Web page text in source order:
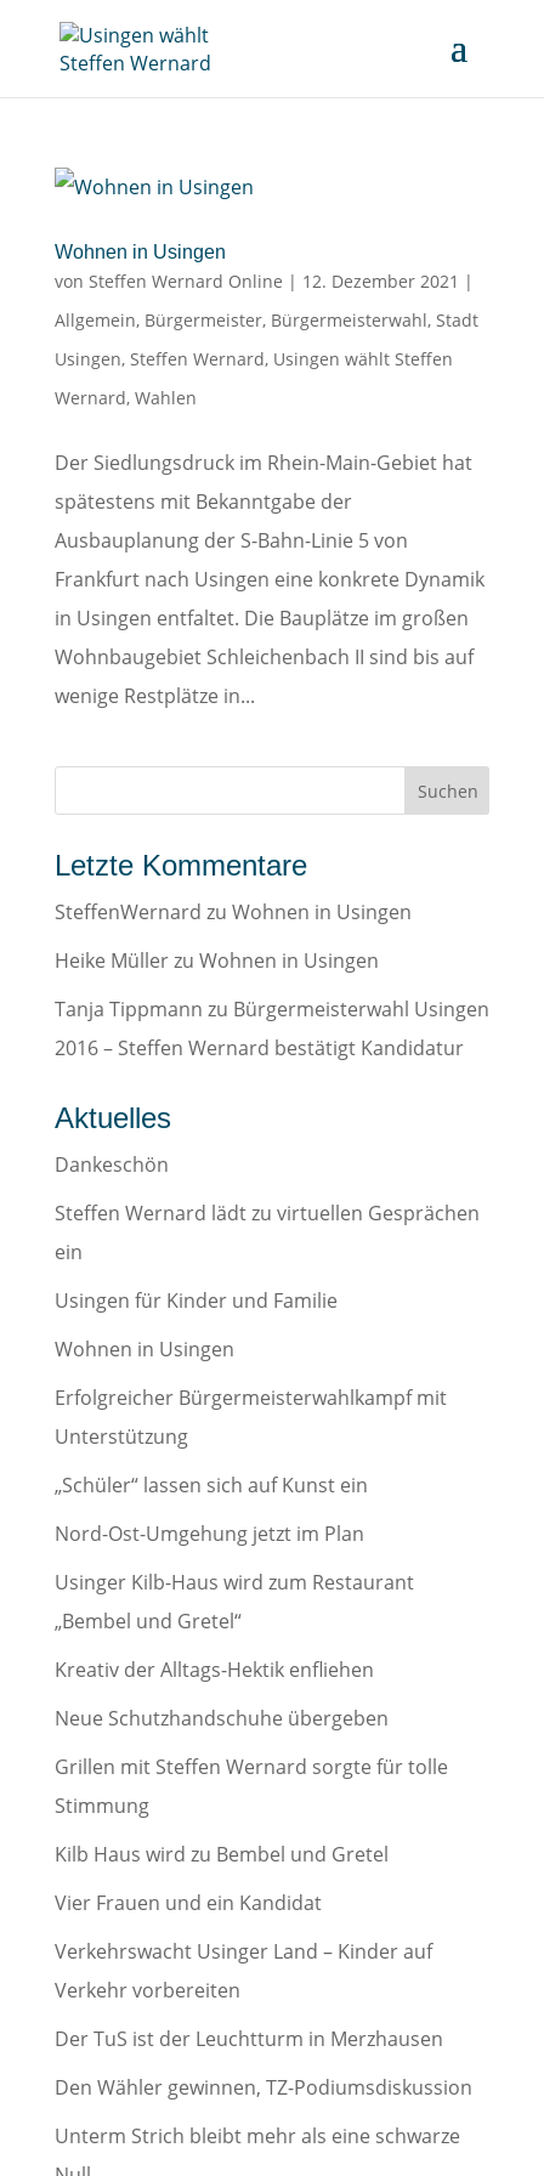
Wohnen in Usingen
von Steffen Wernard Online | 12. Dezember 2021 |
Allgemein, Bürgermeister, Bürgermeisterwahl, Stadt
Usingen, Steffen Wernard, Usingen wählt Steffen
Wernard, Wahlen
Der Siedlungsdruck im Rhein-Main-Gebiet hat
spätestens mit Bekanntgabe der
Ausbauplanung der S-Bahn-Linie 5 von
Frankfurt nach Usingen eine konkrete Dynamik
in Usingen entfaltet. Die Bauplätze im großen
Wohnbaugebiet Schleichenbach II sind bis auf
wenige Restplätze in...
Letzte Kommentare
SteffenWernard zu Wohnen in Usingen
Heike Müllerzu Wohnen in Usingen
Tanja Tippmann zu Bürgermeisterwahl Usingen
2016 – Steffen Wernard bestätigt Kandidatur
Aktuelles
Dankeschön
Steffen Wernard lädt zu virtuellen Gesprächen
ein
Usingen für Kinder und Familie
Wohnen in Usingen
Erfolgreicher Bürgermeisterwahlkampf mit
Unterstützung
„Schüler“ lassen sich auf Kunst ein
Nord-Ost-Umgehung jetzt im Plan
Usinger Kilb-Haus wird zum Restaurant
„Bembel und Gretel“
Kreativ der Alltags-Hektik enfliehen
Neue Schutzhandschuhe übergeben
Grillen mit Steffen Wernard sorgte für tolle
Stimmung
Kilb Haus wird zu Bembel und Gretel
Vier Frauen und ein Kandidat
Verkehrswacht Usinger Land – Kinder auf
Verkehr vorbereiten
Der TuS ist der Leuchtturm in Merzhausen
Den Wähler gewinnen, TZ-Podiumsdiskussion
Unterm Strich bleibt mehr als eine schwarze